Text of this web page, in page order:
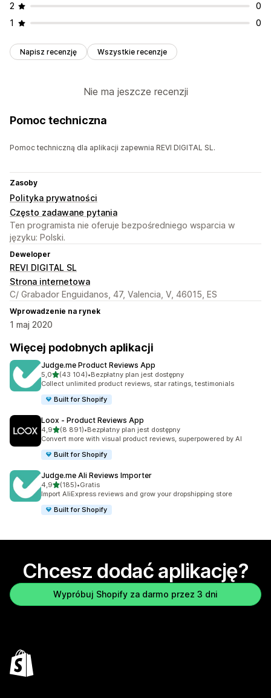
2
0
1
0
Napisz recenzję Wszystkie recenzje
Nie ma jeszcze recenzji
Pomoc techniczna
Pomoc techniczną dla aplikacji zapewnia REVI DIGITAL SL.
Zasoby
Polityka prywatności
Często zadawane pytania
Ten programista nie oferuje bezpośredniego wsparcia w
języku: Polski.
Deweloper
REVI DIGITAL SL
Strona internetowa
C/ Grabador Enguidanos, 47, Valencia, V, 46015, ES
Wprowadzenie na rynek
1 maj 2020
Więcej podobnych aplikacji
Judge.me Product Reviews App
5,0na 5 gwiazdek
(43 104)
Łączna liczba recenzji: 43104
•Bezpłatny plan jest dostępny
Collect unlimited product reviews, star ratings, testimonials
Built for Shopify
Loox ‑ Product Reviews App
4,9na 5 gwiazdek
(8 891)
Łączna liczba recenzji: 8891
•Bezpłatny plan jest dostępny
Convert more with visual product reviews, superpowered by AI
Built for Shopify
Judge.me Ali Reviews Importer
4,9na 5 gwiazdek
(185)
Łączna liczba recenzji: 185
•Gratis
Import AliExpress reviews and grow your dropshipping store
Built for Shopify
Chcesz dodać aplikację?
Wypróbuj Shopify za darmo przez 3 dni